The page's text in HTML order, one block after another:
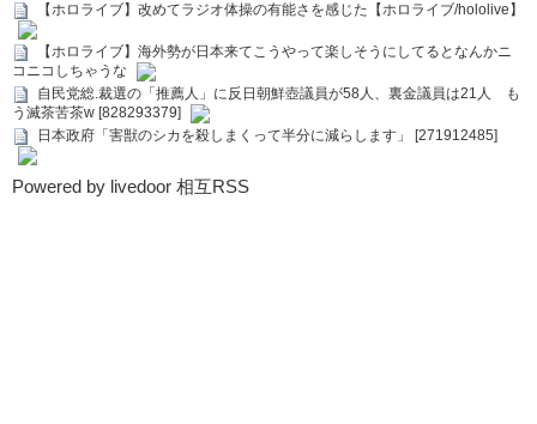
【ホロライブ】改めてラジオ体操の有能さを感じた【ホロライブ/hololive】
【ホロライブ】海外勢が日本来てこうやって楽しそうにしてるとなんかニ
コニコしちゃうな
自民党総.裁選の「推薦人」に反日朝鮮壺議員が58人、裏金議員は21人 も
う滅茶苦茶w [828293379]
日本政府「害獣のシカを殺しまくって半分に減らします」 [271912485]
Powered by livedoor 相互RSS